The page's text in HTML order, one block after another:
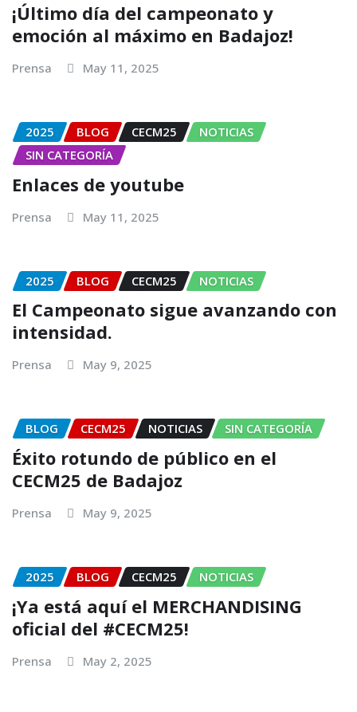
¡Último día del campeonato y
emoción al máximo en Badajoz!
Prensa May 11, 2025
2025 BLOG CECM25
NOTICIAS
SIN CATEGORÍA
Enlaces de youtube
Prensa May 11, 2025
2025 BLOG CECM25 NOTICIAS
El Campeonato sigue avanzando con
intensidad.
Prensa May 9, 2025
BLOG CECM25 NOTICIAS SIN CATEGORÍA
Éxito rotundo de público en el
CECM25 de Badajoz
Prensa May 9, 2025
2025 BLOG CECM25 NOTICIAS
¡Ya está aquí el MERCHANDISING
oficial del #CECM25!
Prensa May 2, 2025